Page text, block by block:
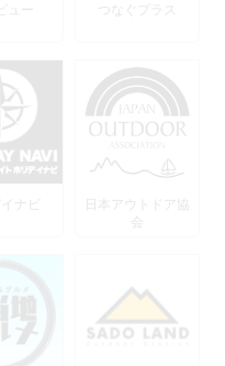
ュー つなぐプラス
ナビ
日本アウトドア協
会